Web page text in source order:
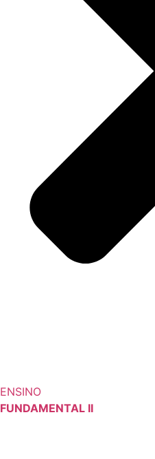
ENSINO
FUNDAMENTAL II